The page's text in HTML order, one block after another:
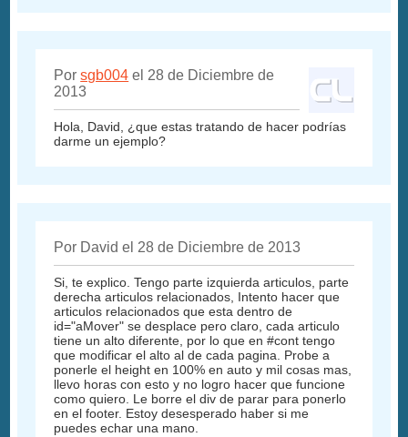
Porsgb004 el 28 de Diciembre de
2013
Hola, David, ¿que estas tratando de hacer podrías
darme un ejemplo?
Por David el 28 de Diciembre de 2013
Si, te explico. Tengo parte izquierda articulos, parte
derecha articulos relacionados, Intento hacer que
articulos relacionados que esta dentro de
id="aMover" se desplace pero claro, cada articulo
tiene un alto diferente, por lo que en #cont tengo
que modificar el alto al de cada pagina. Probe a
ponerle el height en 100% en auto y mil cosas mas,
llevo horas con esto y no logro hacer que funcione
como quiero. Le borre el div de parar para ponerlo
en el footer. Estoy desesperado haber si me
puedes echar una mano.